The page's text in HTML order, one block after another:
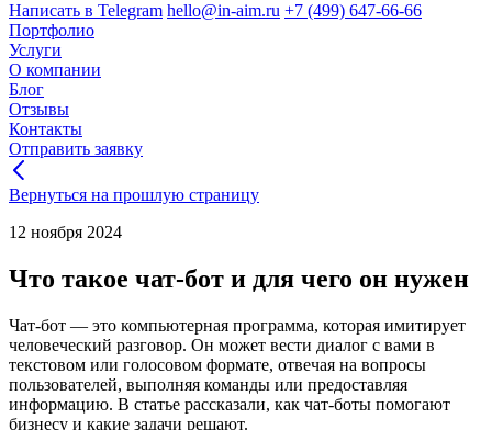
Написать в Telegram hello@in-aim.ru +7 (499) 647-66-66
Портфолио
Услуги
О компании
Блог
Отзывы
Контакты
Отправить заявку
Вернуться на прошлую страницу
12 ноября 2024
Что такое чат-бот и для чего он нужен
Чат-бот — это компьютерная программа, которая имитирует
человеческий разговор. Он может вести диалог с вами в
текстовом или голосовом формате, отвечая на вопросы
пользователей, выполняя команды или предоставляя
информацию. В статье рассказали, как чат-боты помогают
бизнесу и какие задачи решают.